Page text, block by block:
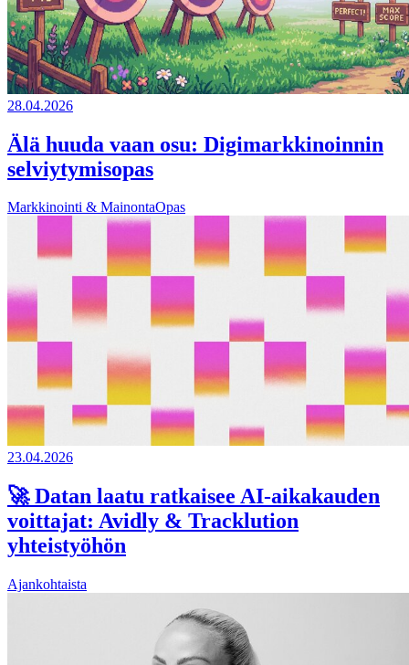
28.04.2026
Älä huuda vaan osu: Digimarkkinoinnin
selviytymisopas
Markkinointi & MainontaOpas
23.04.2026
🚀 Datan laatu ratkaisee AI-aikakauden
voittajat: Avidly & Tracklution
yhteistyöhön
Ajankohtaista